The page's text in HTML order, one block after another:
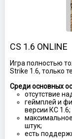
CS 1.6 ONLINE
Игра полностью
Strike 1.6, только
Среди основных
отсутствие
геймплей и
версии КС 1.6;
штук;
есть